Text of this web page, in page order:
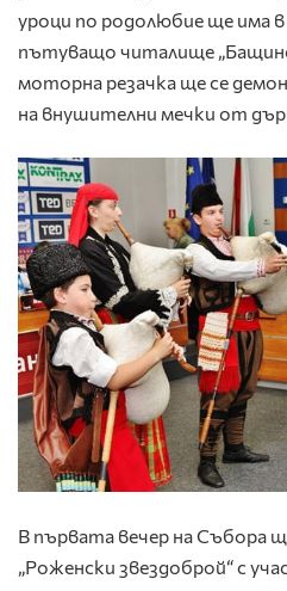
уроци по родолюбие ще има
пътуващо читалище
моторна резачка ще се
на внушителни мечки от
В първата вечер на Събора
„Роженски звездоброй“ с